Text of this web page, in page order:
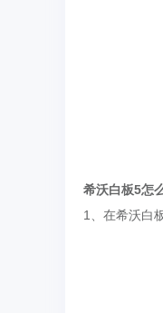
希沃白板5怎
1、在希沃白